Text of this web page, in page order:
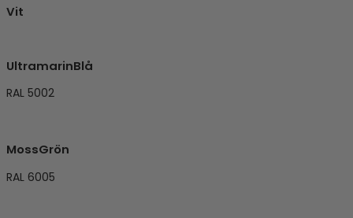
Vit
UltramarinBlå
RAL 5002
MossGrön
RAL 6005